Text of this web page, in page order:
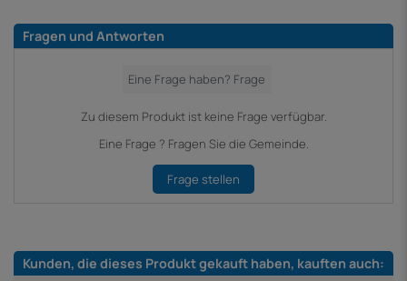
Fragen und Antworten
Zu diesem Produkt ist keine Frage verfügbar.
Eine Frage ? Fragen Sie die Gemeinde.
Frage stellen
Kunden, die dieses Produkt gekauft haben, kauften auch: